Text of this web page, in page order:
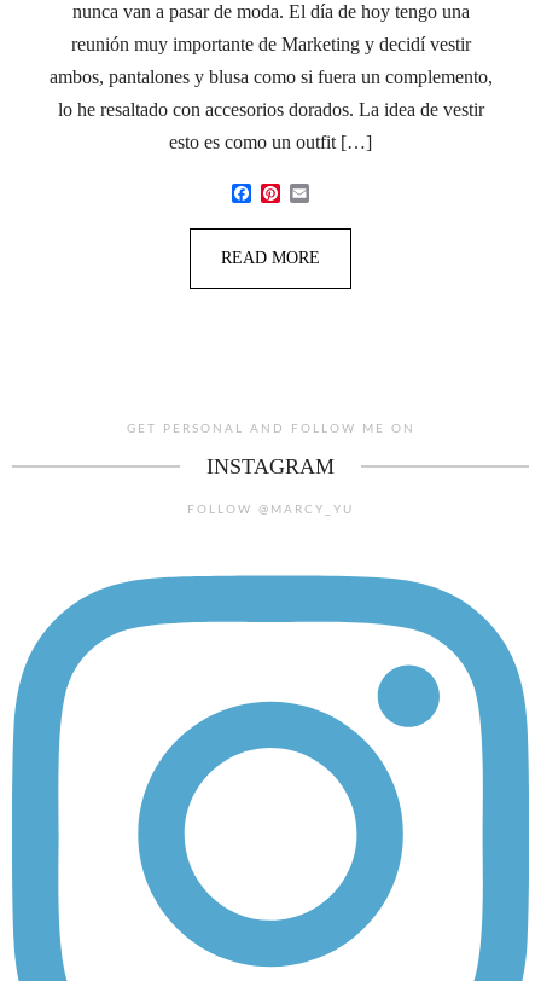
nunca van a pasar de moda. El día de hoy tengo una
reunión muy importante de Marketing y decidí vestir
ambos, pantalones y blusa como si fuera un complemento,
lo he resaltado con accesorios dorados. La idea de vestir
esto es como un outfit […]
READ MORE
GET PERSONAL AND FOLLOW ME ON
INSTAGRAM
FOLLOW @MARCY_YU